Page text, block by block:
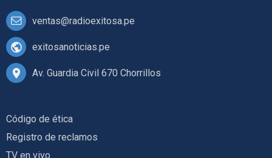
ventas@radioexitosa.pe
exitosanoticias.pe
Av. Guardia Civil 670 Chorrillos
Código de ética
Registro de reclamos
TV en vivo